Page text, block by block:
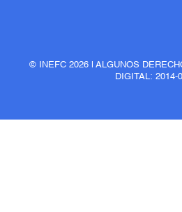
© INEFC 2026 | ALGUNOS
DIGITAL: 2014-